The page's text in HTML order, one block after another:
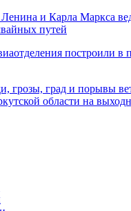
Ленина и Карла Маркса
путей
построили в
грозы, град и порывы
области на